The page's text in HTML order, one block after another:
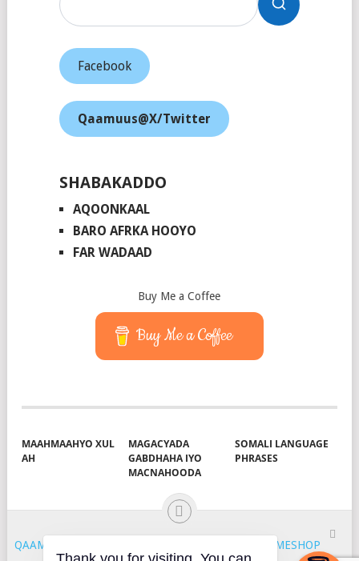
Facebook
Qaamuus@X/Twitter
SHABAKADDO
AQOONKAAL
BARO AFRKA HOOYO
FAR WADAAD
Buy Me a Coffee
Buy Me a Coffee
MAAHMAAHYO XUL
AH
MAGACYADA
GABDHAHA IYO
MACNAHOODA
SOMALI LANGUAGE
PHRASES
QAAMUUS MYTHEMESHOP